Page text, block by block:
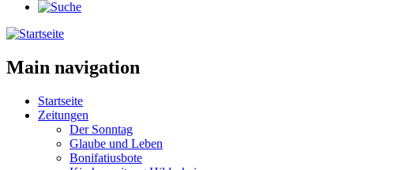
Main navigation
Startseite
Zeitungen
Der Sonntag
Glaube und Leben
Bonifatiusbote